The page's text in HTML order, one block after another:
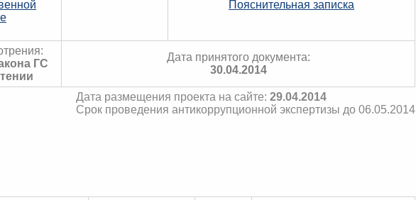
Пояснительная записка
ГС
Дата принятого документа:
30.04.2014
Дата размещения проекта на сайте: 29.04.2014
Срок проведения антикоррупционной экспертизы до 06.05.2014